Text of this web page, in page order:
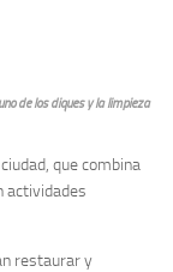
de los diques y la limpieza
que combina
actividades
restaurar y